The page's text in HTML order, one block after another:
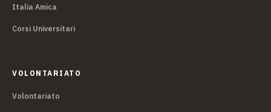
Italia Amica
Corsi Universitari
VOLONTARIATO
Volontariato